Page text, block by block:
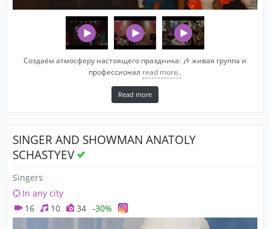
Создаём атмосферу настоящего праздника: 🎶 живая группа и
профессионал read more..
Read more
SINGER AND SHOWMAN ANATOLY
SCHASTYEV
Singers
In any city
16
10 34 -30%